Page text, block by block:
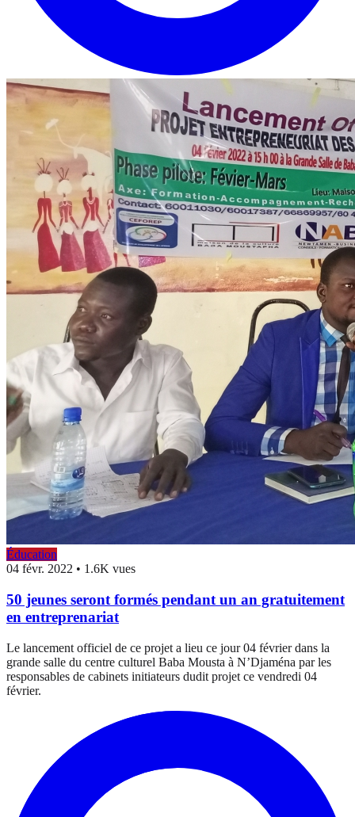
Éducation
04 févr. 2022 • 1.6K vues
50 jeunes seront formés pendant un an gratuitement
en entreprenariat
Le lancement officiel de ce projet a lieu ce jour 04 février dans la
grande salle du centre culturel Baba Mousta à N’Djaména par les
responsables de cabinets initiateurs dudit projet ce vendredi 04
février.